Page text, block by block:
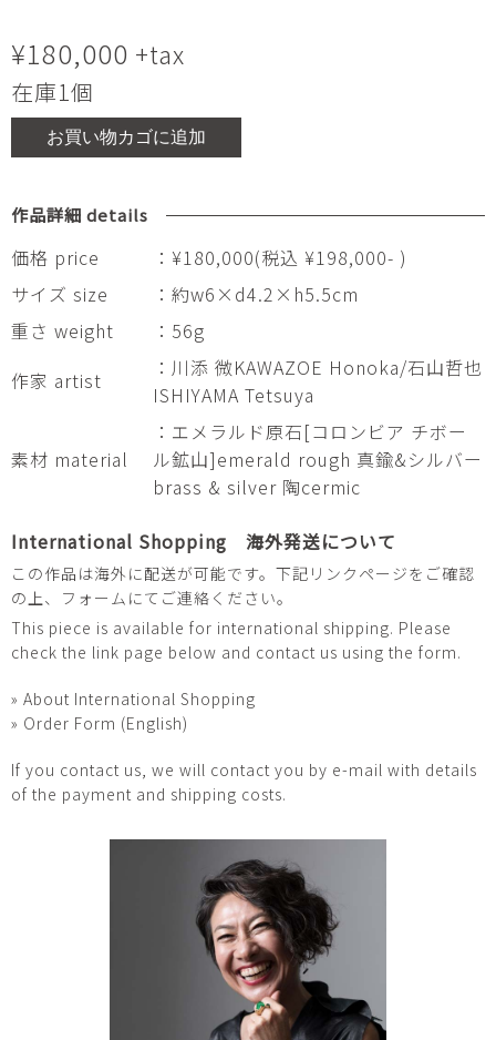
¥180,000 +tax
在庫1個
お買い物カゴに追加
作品詳細 details
価格 price
：¥180,000(税込 ¥198,000- )
サイズ size
：約w6×d4.2×h5.5cm
重さ weight
：56g
作家 artist
：川添 微KAWAZOE Honoka/石山哲也
ISHIYAMA Tetsuya
素材 material
：エメラルド原石[コロンビア チボー
ル鉱山]emerald rough 真鍮&シルバー
brass & silver 陶cermic
International Shopping 海外発送について
この作品は海外に配送が可能です。下記リンクページをご確認
の上、フォームにてご連絡ください。
This piece is available for international shipping. Please
check the link page below and contact us using the form.
» About International Shopping
» Order Form (English)
If you contact us, we will contact you by e-mail with details
of the payment and shipping costs.